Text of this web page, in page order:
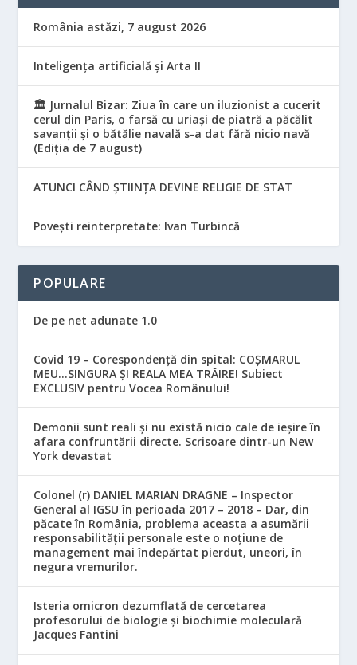
România astăzi, 7 august 2026
Inteligența artificială și Arta II
🏛️ Jurnalul Bizar: Ziua în care un iluzionist a cucerit
cerul din Paris, o farsă cu uriași de piatră a păcălit
savanții și o bătălie navală s-a dat fără nicio navă
(Ediția de 7 august)
ATUNCI CÂND ȘTIINȚA DEVINE RELIGIE DE STAT
Povești reinterpretate: Ivan Turbincă
POPULARE
De pe net adunate 1.0
Covid 19 – Corespondență din spital: COȘMARUL
MEU…SINGURA ȘI REALA MEA TRĂIRE! Subiect
EXCLUSIV pentru Vocea Românului!
Demonii sunt reali și nu există nicio cale de ieșire în
afara confruntării directe. Scrisoare dintr-un New
York devastat
Colonel (r) DANIEL MARIAN DRAGNE – Inspector
General al IGSU în perioada 2017 – 2018 – Dar, din
păcate în România, problema aceasta a asumării
responsabilităţii personale este o noţiune de
management mai îndepărtat pierdut, uneori, în
negura vremurilor.
Isteria omicron dezumflată de cercetarea
profesorului de biologie și biochimie moleculară
Jacques Fantini